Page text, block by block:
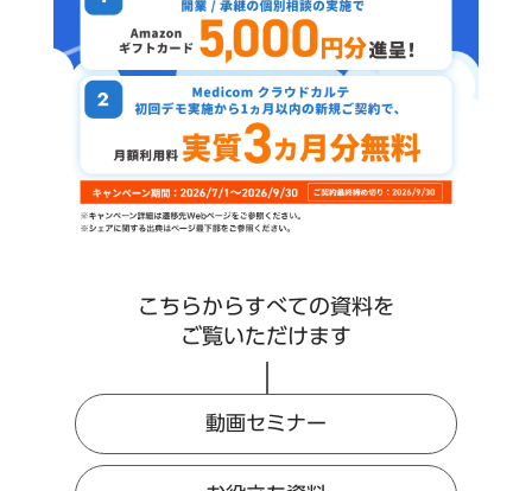
こちらからすべての資料を
ご覧いただけます
動画セミナー